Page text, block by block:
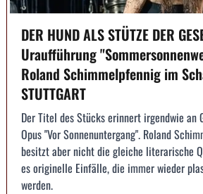
DER HUND ALS STÜTZE DER
Uraufführung
Roland Schimmelpfennig im
STUTTGART
Der Titel des Stücks erinnert irgendwie an
Opus "Vor Sonnenuntergang". Roland
besitzt aber nicht die gleiche literarische
es originelle Einfälle, die immer wieder
werden.